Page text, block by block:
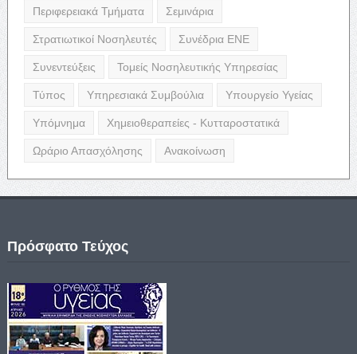
Περιφερειακά Τμήματα Σεμινάρια
Στρατιωτικοί Νοσηλευτές Συνέδρια ΕΝΕ
Συνεντεύξεις Τομείς Νοσηλευτικής Υπηρεσίας
Τύπος Υπηρεσιακά Συμβούλια Υπουργείο Υγείας
Υπόμνημα Χημειοθεραπείες - Κυτταροστατικά
Ωράριο Απασχόλησης Ανακοίνωση
Πρόσφατο Τεύχος